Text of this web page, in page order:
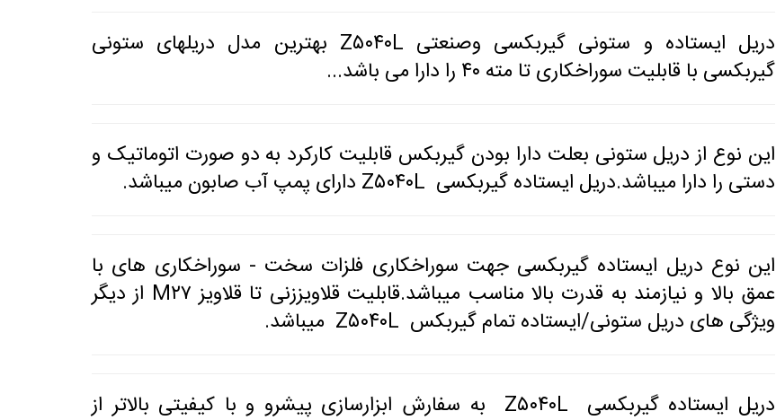
دریل ایستاده و ستونی گیربکسی وصنعتی Z۵۰۴۰L بهترین مدل دریلهای ستونی
گیربکسی با قابلیت سوراخکاری تا مته ۴۰ را دارا می باشد...
این نوع از دریل ستونی بعلت دارا بودن گیربکس قابلیت کارکرد به دو صورت اتوماتیک و
دستی را دارا میباشد.دریل ایستاده گیربکسی Z۵۰۴۰L دارای پمپ آب صابون میباشد.
این نوع دریل ایستاده گیربکسی جهت سوراخکاری فلزات سخت - سوراخکاری های با
عمق بالا و نیازمند به قدرت بالا مناسب میباشد.قابلیت قلاویززنی تا قلاویز M۲۷ از دیگر
ویژگی های دریل ستونی/ایستاده تمام گیربکس Z۵۰۴۰L میباشد.
دریل ایستاده گیربکسی Z۵۰۴۰L به سفارش ابزارسازی پیشرو و با کیفیتی بالاتر از